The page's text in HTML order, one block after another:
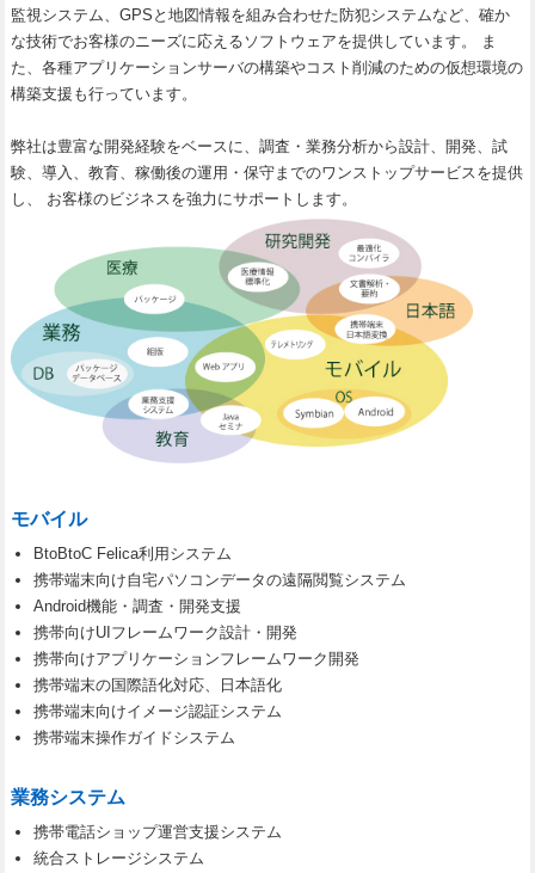
監視システム、GPSと地図情報を組み合わせた防犯システムなど、確か
な技術でお客様のニーズに応えるソフトウェアを提供しています。 ま
た、各種アプリケーションサーバの構築やコスト削減のための仮想環境の
構築支援も行っています。
弊社は豊富な開発経験をベースに、調査・業務分析から設計、開発、試
験、導入、教育、稼働後の運用・保守までのワンストップサービスを提供
し、 お客様のビジネスを強力にサポートします。
モバイル
BtoBtoC Felica利用システム
携帯端末向け自宅パソコンデータの遠隔閲覧システム
Android機能・調査・開発支援
携帯向けUIフレームワーク設計・開発
携帯向けアプリケーションフレームワーク開発
携帯端末の国際語化対応、日本語化
携帯端末向けイメージ認証システム
携帯端末操作ガイドシステム
業務システム
携帯電話ショップ運営支援システム
統合ストレージシステム